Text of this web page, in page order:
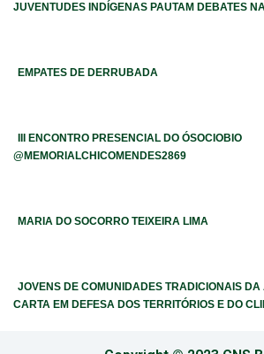
JUVENTUDES INDÍGENAS PAUTAM DEBATES
EMPATES DE DERRUBADA
III ENCONTRO PRESENCIAL DO ÓSOCIOBIO
@MEMORIALCHICOMENDES2869​
MARIA DO SOCORRO TEIXEIRA LIMA
JOVENS DE COMUNIDADES TRADICIONAIS
CARTA EM DEFESA DOS TERRITÓRIOS E DO